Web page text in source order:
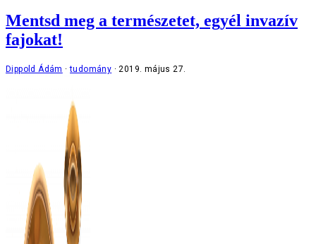
Mentsd meg a természetet, egyél invazív
fajokat!
Dippold Ádám tudomány 2019. május 27.